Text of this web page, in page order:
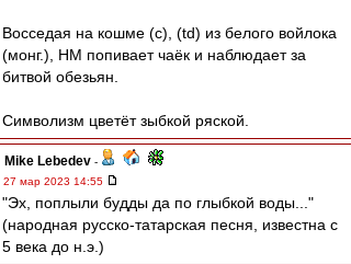
Восседая на кошме (с), (td) из белого войлока
(монг.), НМ попивает чаёк и наблюдает за
битвой обезьян.
Символизм цветёт зыбкой ряской.
Mike Lebedev -
27 мар 2023 14:55
"Эх, поплыли будды да по глыбкой воды..."
(народная русско-татарская песня, известна с
5 века до н.э.)